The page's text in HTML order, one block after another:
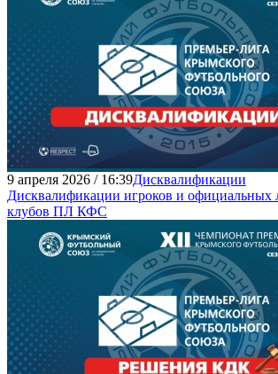
9 апреля 2026 / 16:39Дисквалификации
Дисквалификации игроков и официальных
клубов ПЛ КФС